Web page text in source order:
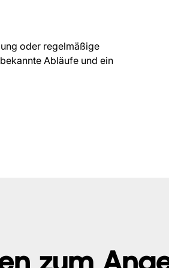
oder regelmäßige
Abläufe und ein